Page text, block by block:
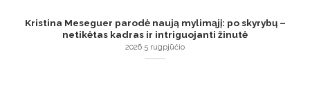
Kristina Meseguer parodė naują mylimąjį: po skyrybų –
netikėtas kadras ir intriguojanti žinutė
2026 5 rugpjūčio